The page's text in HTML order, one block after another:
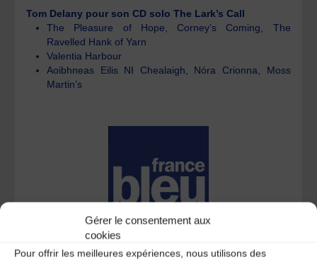
Gérer le consentement aux
cookies
Pour offrir les meilleures expériences, nous utilisons des
Tom Delany pour son CD solo The Lark’s Call
The Pleasure of Hope, Corney’s Coming, The
Ravelled Hank of Yarn
Valentia Harbour
Aoibhneas Eilis NI Chealaigh, Nóra Crionna, Moss
Martin’s